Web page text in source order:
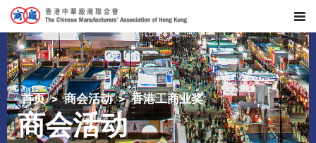
首页 商会活动 香港工商业奖
商会活动